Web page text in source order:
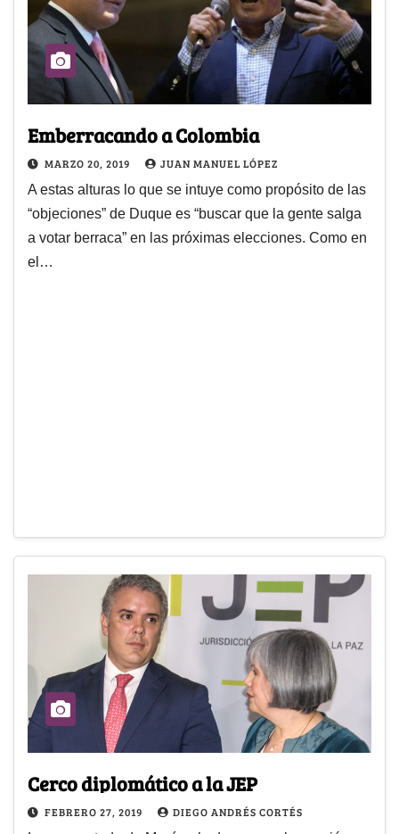
Emberracando a Colombia
MARZO 20, 2019 JUAN MANUEL LÓPEZ
A estas alturas lo que se intuye como propósito de las
“objeciones” de Duque es “buscar que la gente salga
a votar berraca” en las próximas elecciones. Como en
el…
Cerco diplomático a la JEP
FEBRERO 27, 2019 DIEGO ANDRÉS CORTÉS